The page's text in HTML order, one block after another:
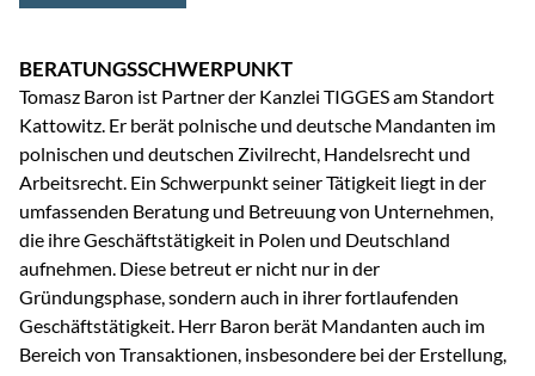
BERATUNGSSCHWERPUNKT
Tomasz Baron ist Partner der Kanzlei TIGGES am Standort
Kattowitz. Er berät polnische und deutsche Mandanten im
polnischen und deutschen Zivilrecht, Handelsrecht und
Arbeitsrecht. Ein Schwerpunkt seiner Tätigkeit liegt in der
umfassenden Beratung und Betreuung von Unternehmen,
die ihre Geschäftstätigkeit in Polen und Deutschland
aufnehmen. Diese betreut er nicht nur in der
Gründungsphase, sondern auch in ihrer fortlaufenden
Geschäftstätigkeit. Herr Baron berät Mandanten auch im
Bereich von Transaktionen, insbesondere bei der Erstellung,